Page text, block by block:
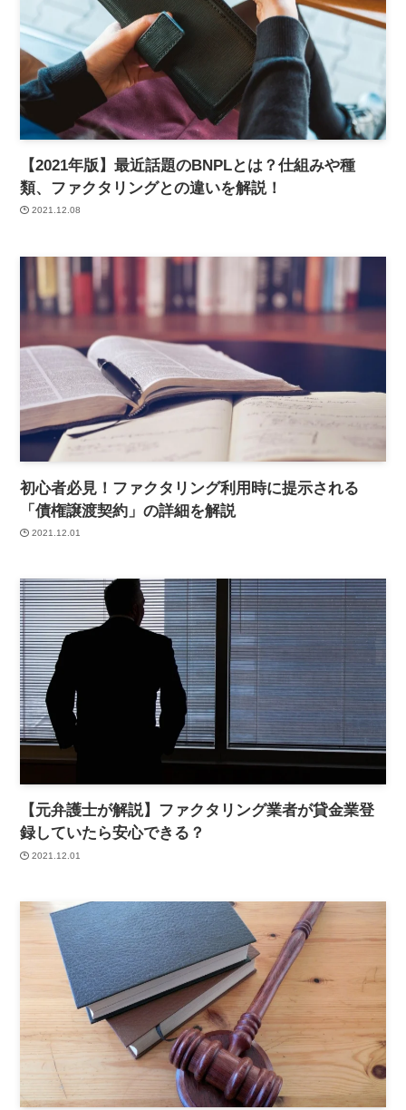
【2021年版】最近話題のBNPLとは？仕組みや種
類、ファクタリングとの違いを解説！
2021.12.08
初心者必見！ファクタリング利用時に提示される
「債権譲渡契約」の詳細を解説
2021.12.01
【元弁護士が解説】ファクタリング業者が貸金業登
録していたら安心できる？
2021.12.01